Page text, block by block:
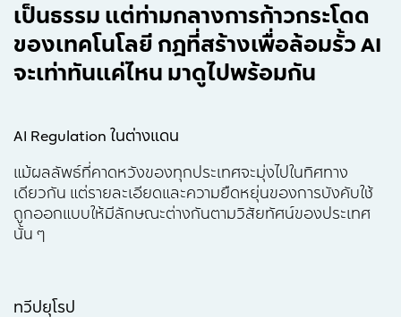
เป็นธรรม แต่ท่ามกลางการก้าวกระโดด
ของเทคโนโลยี กฎที่สร้างเพื่อล้อมรั้ว AI
จะเท่าทันแค่ไหน มาดูไปพร้อมกัน
AI Regulation ในต่างแดน
แม้ผลลัพธ์ที่คาดหวังของทุกประเทศจะมุ่งไปในทิศทาง
เดียวกัน แต่รายละเอียดและความยืดหยุ่นของการบังคับใช้
ถูกออกแบบให้มีลักษณะต่างกันตามวิสัยทัศน์ของประเทศ
นั้น ๆ
ทวีปยุโรป